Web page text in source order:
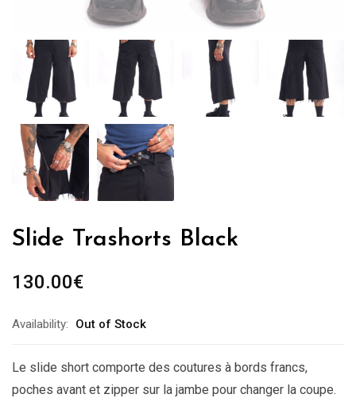
Slide Trashorts Black
130.00€
Availability: Out of Stock
Le slide short comporte des coutures à bords francs,
poches avant et zipper sur la jambe pour changer la coupe.